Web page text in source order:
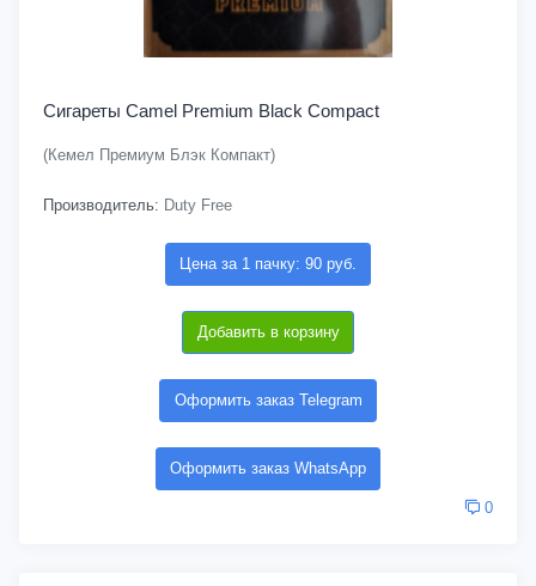
Сигареты Camel Premium Black Compact
(Кемел Премиум Блэк Компакт)
Производитель: Duty Free
Цена за 1 пачку: 90 руб.
Добавить в корзину
Оформить заказ Telegram
Оформить заказ WhatsApp
0